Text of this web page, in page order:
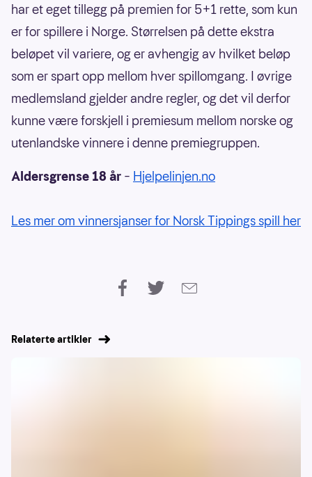
har et eget tillegg på premien for 5+1 rette, som kun
er for spillere i Norge. Størrelsen på dette ekstra
beløpet vil variere, og er avhengig av hvilket beløp
som er spart opp mellom hver spillomgang. I øvrige
medlemsland gjelder andre regler, og det vil derfor
kunne være forskjell i premiesum mellom norske og
utenlandske vinnere i denne premiegruppen.
Aldersgrense 18 år – Hjelpelinjen.no
Les mer om vinnersjanser for Norsk Tippings spill her
Relaterte artikler